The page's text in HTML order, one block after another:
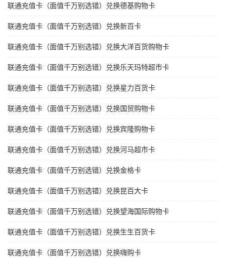
联通充值卡（面值千万别选错）兑换德基购物卡
联通充值卡（面值千万别选错）兑换新百卡
联通充值卡（面值千万别选错）兑换大洋百货购物卡
联通充值卡（面值千万别选错）兑换乐天玛特超市卡
联通充值卡（面值千万别选错）兑换星力百货卡
联通充值卡（面值千万别选错）兑换国贸购物卡
联通充值卡（面值千万别选错）兑换宾隆购物卡
联通充值卡（面值千万别选错）兑换河马超市卡
联通充值卡（面值千万别选错）兑换金格卡
联通充值卡（面值千万别选错）兑换昆百大卡
联通充值卡（面值千万别选错）兑换望海国际购物卡
联通充值卡（面值千万别选错）兑换生生百货卡
联通充值卡（面值千万别选错）兑换嗨购卡